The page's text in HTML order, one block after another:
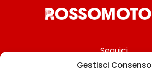
Gestisci Consenso
Seguici